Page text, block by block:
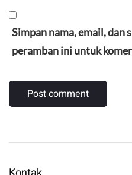
Simpan nama, email, dan
peramban ini untuk